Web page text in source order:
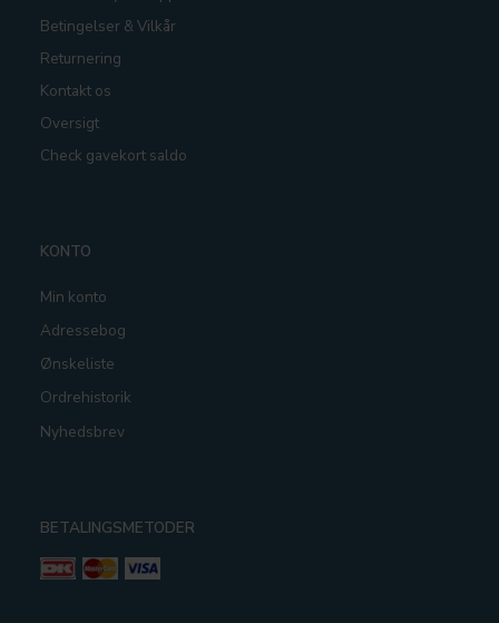
Betingelser & Vilkår
Returnering
Kontakt os
Oversigt
Check gavekort saldo
KONTO
Min konto
Adressebog
Ønskeliste
Ordrehistorik
Nyhedsbrev
BETALINGSMETODER